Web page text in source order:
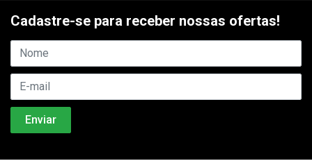
Cadastre-se para receber nossas ofertas!